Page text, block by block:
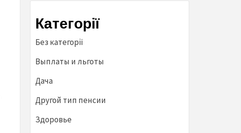
Категорії
Без категорії
Выплаты и льготы
Дача
Другой тип пенсии
Здоровье